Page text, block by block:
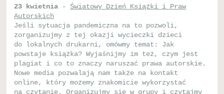
23 kwietnia -Światowy Dzień Książki i Praw
Autorskich
Jeśli sytuacja pandemiczna na to pozwoli,
zorganizujmy z tej okazji wycieczki dzieci
do lokalnych drukarni, omówmy temat: Jak
powstaje książka? Wyjaśnijmy im też, czym jest
plagiat i co to znaczy naruszać prawa autorskie.
Nowe media pozwalają nam także na kontakt
online, który możemy znakomicie wykorzystać
na czytanie. Organizujmy się w grupy i czytajmy